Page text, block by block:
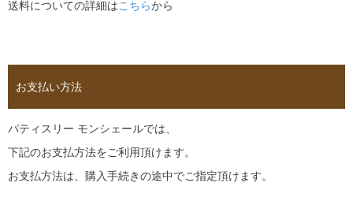
送料についての詳細はこちらから
お支払い方法
パティスリー モンシェールでは、
下記のお支払方法をご利用頂けます。
お支払方法は、購入手続きの途中でご指定頂けます。